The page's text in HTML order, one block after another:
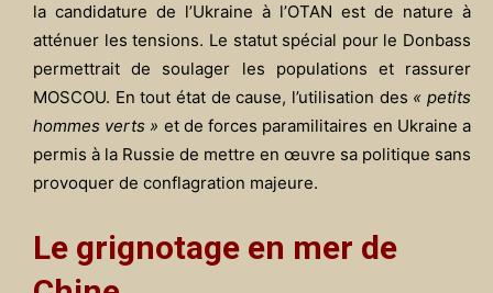
la candidature de l’Ukraine à l’OTAN est de nature à
atténuer les tensions. Le statut spécial pour le Donbass
permettrait de soulager les populations et rassurer
MOSCOU. En tout état de cause, l’utilisation des « petits
hommes verts » et de forces paramilitaires en Ukraine a
permis à la Russie de mettre en œuvre sa politique sans
provoquer de conflagration majeure.
Le grignotage en mer de